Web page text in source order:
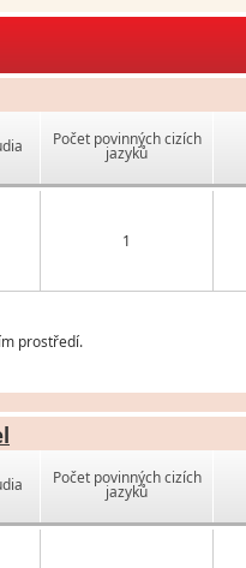
Počet povinných cizích
jazyků
1
prostředí.
Počet povinných cizích
jazyků